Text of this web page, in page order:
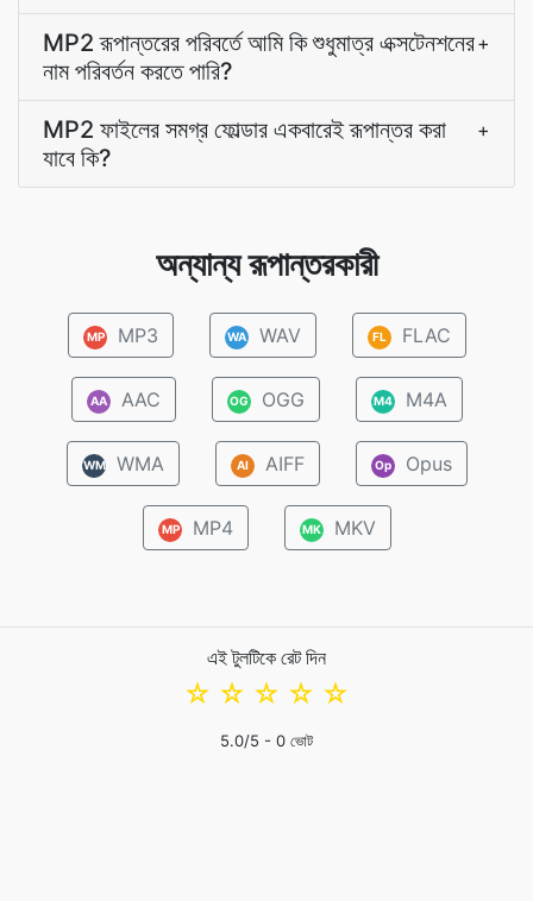
MP2 রূপান্তরের পরিবর্তে আমি কি শুধুমাত্র এক্সটেনশনের
নাম পরিবর্তন করতে পারি?
+
MP2 ফাইলের সমগ্র ফোল্ডার একবারেই রূপান্তর করা
যাবে কি?
+
অন্যান্য রূপান্তরকারী
MP MP3 WA WAV FL FLAC
AA AAC OG OGG M4 M4A
WM WMA AI AIFF Op Opus
MP MP4 MK MKV
এই টুলটিকে রেট দিন
☆
☆
☆
☆
☆
5.0/5 - 0 ভোট